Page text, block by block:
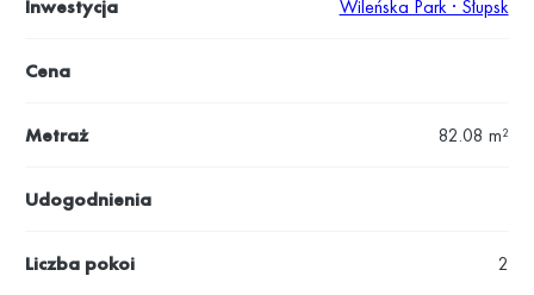
Inwestycja Wileńska Park · Słupsk
Cena
Metraż 82.08 m²
Udogodnienia
Liczba pokoi 2